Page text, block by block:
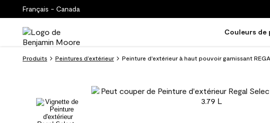
Français - Canada
Couleurs de
Produits Peintures d’extérieur Peinture d'extérieur à haut pouvoir garnissant